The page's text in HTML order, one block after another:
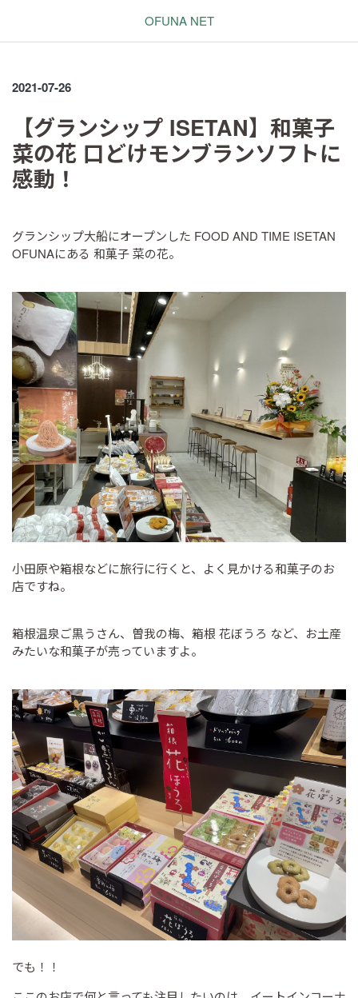
OFUNA NET
2021-07-26
【グランシップ ISETAN】和菓子
菜の花 口どけモンブランソフトに
感動！
グランシップ大船にオープンした FOOD AND TIME ISETAN
OFUNAにある 和菓子 菜の花。
小田原や箱根などに旅行に行くと、よく見かける和菓子のお
店ですね。
箱根温泉ご黒うさん、曽我の梅、箱根 花ぼうろ など、お土産
みたいな和菓子が売っていますよ。
でも！！